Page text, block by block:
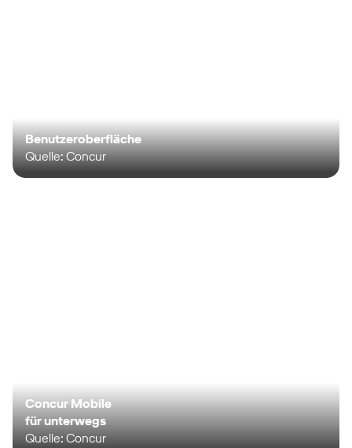
Benutzeroberfläche
Quelle: Concur
Concur Mobile
für unterwegs
Quelle: Concur